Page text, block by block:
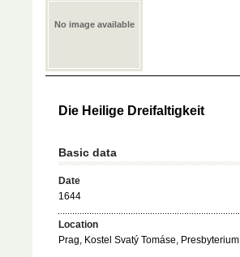
No image available
Die Heilige Dreifaltigkeit
Basic data
Date
1644
Location
Prag, Kostel Svatý Tomáse, Presbyterium